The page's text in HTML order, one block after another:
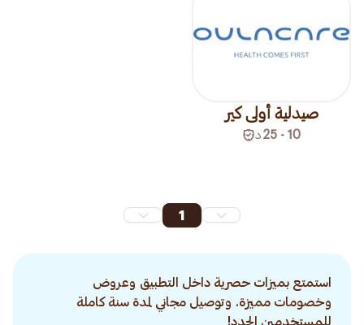
صيدلية أولى كير
10 - 25 د
1
استمتع بميزات حصرية داخل التطبيق وعروض
وخصومات مميزة. وتوصيل مجاني لمدة سنة كاملة
للمستخدمين الجدد!